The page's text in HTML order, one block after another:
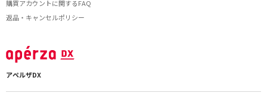
購買アカウントに関するFAQ
返品・キャンセルポリシー
アペルザDX